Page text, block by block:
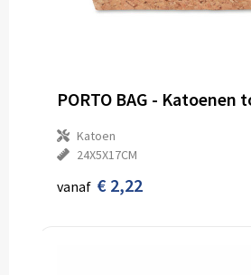
PORTO BAG - Katoenen
Katoen
24X5X17CM
vanaf € 2,22